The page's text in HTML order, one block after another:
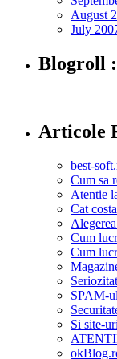
August
July
Blogroll :
Articole
best-
Cum sa
Atentie
Cat
Cum
Cum
SPAM-
Si site-